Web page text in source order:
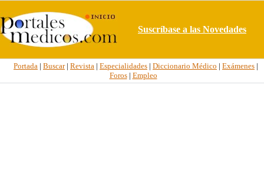
Suscríbase a las Novedades
Portada | Buscar| Revista | Especialidades | Diccionario Médico | Exámenes |
Foros| Empleo